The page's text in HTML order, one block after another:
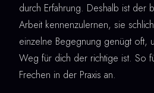
durch Erfahrung. Deshalb ist der
Arbeit kennenzulernen, sie
einzelne Begegnung genügt oft,
Weg für dich der richtige ist. So
Frechen in der Praxis an.